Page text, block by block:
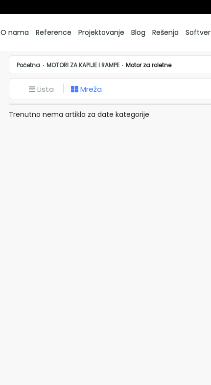
O nama Reference Projektovanje Blog Rešenja Softver
Početna MOTORI ZA KAPIJE I RAMPE Motor za roletne
Lista Mreža
Trenutno nema artikla za date kategorije